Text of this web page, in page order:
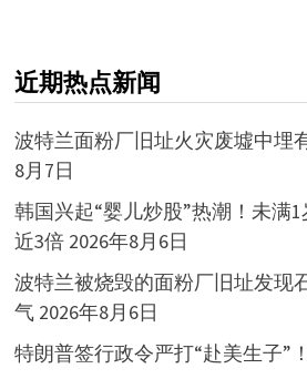
近期热点新闻
波特兰面粉厂旧址火灾废墟中埋
8月7日
韩国兴起“婴儿炒股”热潮！未满
近3倍 2026年8月6日
波特兰被烧毁的面粉厂旧址发现
气 2026年8月6日
特朗普签行政令严打“赴美生子”！